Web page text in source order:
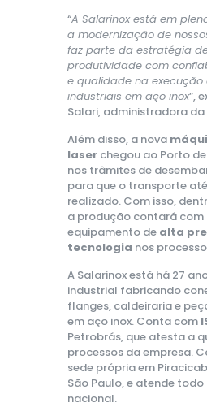
“A Salarinox está em
a modernização de
faz parte da estratégia
produtividade com
e qualidade na execução
industriais em aço inox”,
Salari, administradora da
Além disso, a nova
laser chegou ao Porto
nos trâmites de
para que o transporte
realizado. Com isso,
a produção contará com
equipamento de alta
tecnologia nos
A Salarinox está há 27
industrial fabricando
flanges, caldeiraria e
em aço inox. Conta com
Petrobrás, que atesta a
processos da empresa.
sede própria em
São Paulo, e atende
nacional.